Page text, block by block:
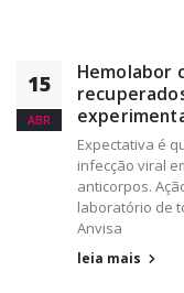
15
ABR
Hemolabor
Expectativa é
infecção viral
anticorpos.
laboratório de
Anvisa
leia mais